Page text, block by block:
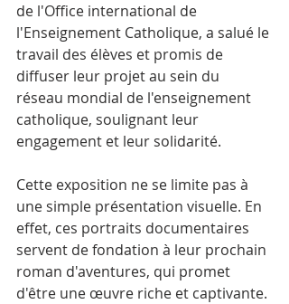
de l'Office international de
l'Enseignement Catholique, a salué le
travail des élèves et promis de
diffuser leur projet au sein du
réseau mondial de l'enseignement
catholique, soulignant leur
engagement et leur solidarité.
Cette exposition ne se limite pas à
une simple présentation visuelle. En
effet, ces portraits documentaires
servent de fondation à leur prochain
roman d'aventures, qui promet
d'être une œuvre riche et captivante.